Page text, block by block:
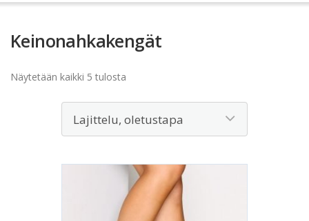
Keinonahkakengät
Näytetään kaikki 5 tulosta